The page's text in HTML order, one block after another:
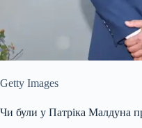
Getty Images
Чи були у Патріка Малдуна